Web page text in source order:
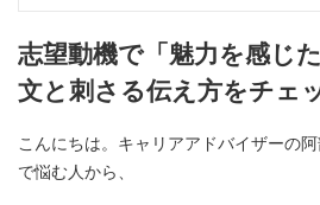
志望動機で「魅力を感じ
文と刺さる伝え方をチェ
こんにちは。キャリアアドバイザーの
で悩む人から、